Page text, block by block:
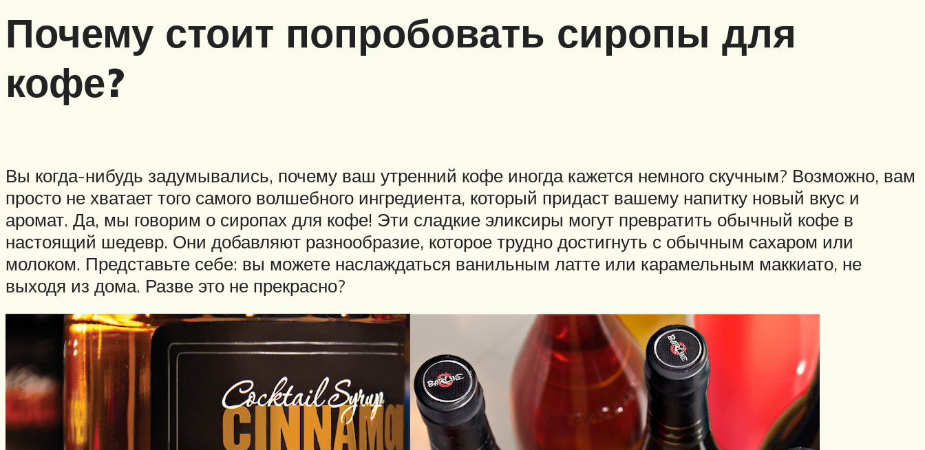
Почему стоит попробовать сиропы для
кофе?
Вы когда-нибудь задумывались, почему ваш утренний кофе иногда кажется немного скучным? Возможно, вам
просто не хватает того самого волшебного ингредиента, который придаст вашему напитку новый вкус и
аромат. Да, мы говорим о сиропах для кофе! Эти сладкие эликсиры могут превратить обычный кофе в
настоящий шедевр. Они добавляют разнообразие, которое трудно достигнуть с обычным сахаром или
молоком. Представьте себе: вы можете наслаждаться ванильным латте или карамельным маккиато, не
выходя из дома. Разве это не прекрасно?